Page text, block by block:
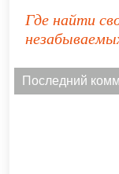
Где найти
Последний